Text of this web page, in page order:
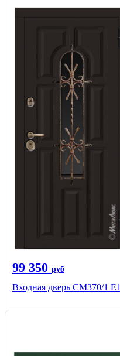
99 350 руб
Входная дверь СМ370/1 Е1